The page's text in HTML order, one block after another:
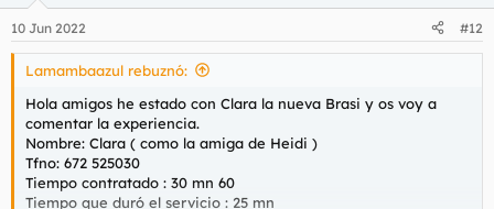
e
s
10 Jun 2022 #12
Lamambaazul rebuznó:
Hola amigos he estado con Clara la nueva Brasi y os voy a
comentar la experiencia.
Nombre: Clara ( como la amiga de Heidi )
Tfno: 672 525030
Tiempo contratado : 30 mn 60
Tiempo que duró el servicio : 25 mn